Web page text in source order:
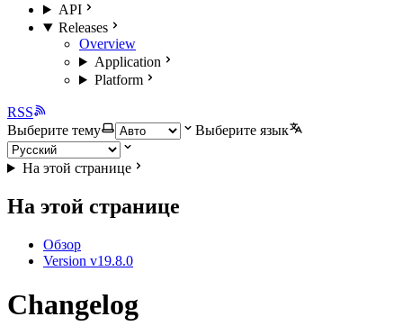
API
Releases
Overview
Application
Platform
RSS
Выберите тему
Выберите язык
На этой странице
На этой странице
Обзор
Version v19.8.0
Changelog